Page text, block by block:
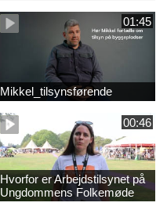
01:45
Mikkel_tilsynsførende
00:46
Hvorfor er Arbejdstilsynet på
Ungdommens Folkemøde